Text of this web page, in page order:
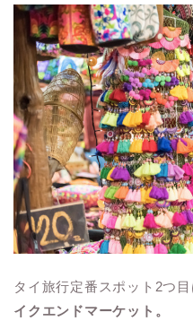
タイ旅行定番スポット2つ
イクエンドマーケット。